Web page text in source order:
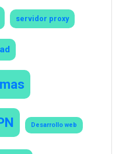
servidor proxy
Desarrollo web